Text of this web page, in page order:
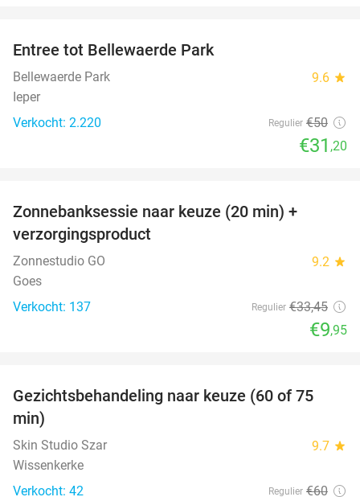
Entree tot Bellewaerde Park
Bellewaerde Park 9.6 star
Ieper
Verkocht: 2.220
Regulier €50
€31 ,20
Zonnebanksessie naar keuze (20 min) +
verzorgingsproduct
Zonnestudio GO 9.2 star
Goes
Verkocht: 137
Regulier €33,45
€9,95
52%
Gezichtsbehandeling naar keuze (60 of 75
min)
Skin Studio Szar 9.7 star
Wissenkerke
Verkocht: 42
Regulier €60